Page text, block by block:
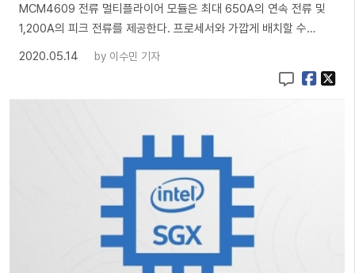
MCM4609 전류 멀티플라이어 모듈은 최대 650A의 연속 전류 및
1,200A의 피크 전류를 제공한다. 프로세서와 가깝게 배치할 수…
2020.05.14
by 이수민 기자